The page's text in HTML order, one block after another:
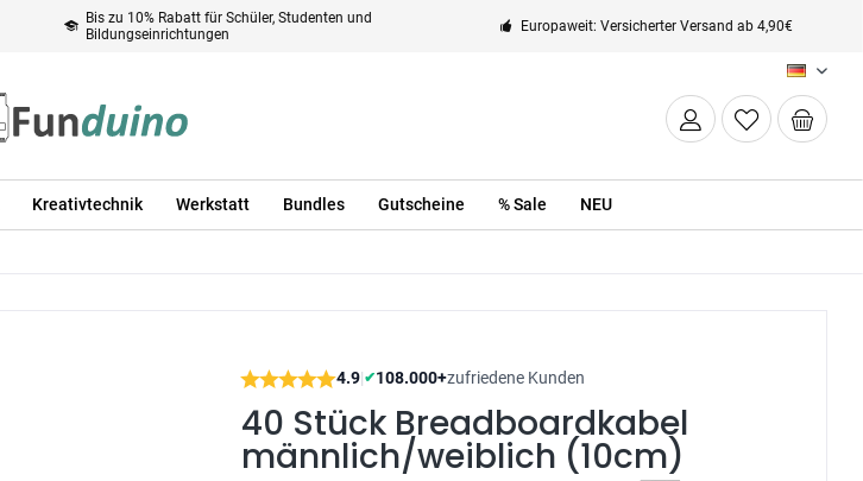
Bis zu 10% Rabatt für Schüler, Studenten und
Bildungseinrichtungen
Europaweit: Versicherter Versand ab 4,90€
DE
Kreativtechnik Werkstatt Bundles Gutscheine % Sale NEU
4.9|✔108.000+zufriedene Kunden
40 Stück Breadboardkabel
männlich/weiblich (10cm)